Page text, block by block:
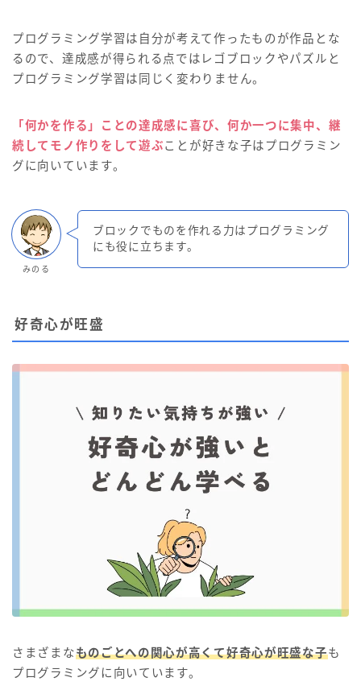
プログラミング学習は自分が考えて作ったものが作品とな
るので、達成感が得られる点ではレゴブロックやパズルと
プログラミング学習は同じく変わりません。
「何かを作る」 こ との達成感に喜び、何か一つに集中、継
続してモノ作りをして遊ぶことが好きな子はプログラミン
グに向いています。
みのる
ブロックでものを作れる力はプログラミング
にも役に立ちます。
好奇心が旺盛
さまざまなものごとへの関心が高くて好奇心が旺盛な子も
プログラミングに向いています。